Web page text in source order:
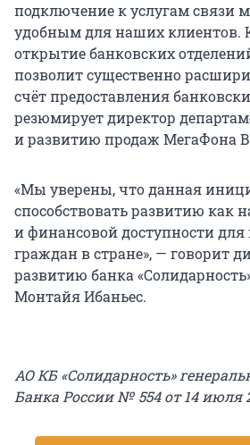
подключение к услугам связи
удобным для наших клиентов.
открытие банковских
позволит существенно
счёт предоставления
резюмирует директор
и развитию продаж МегаФона
«Мы уверены, что данная
способствовать развитию как
и финансовой доступности
граждан в стране», — говорит
развитию банка
Монтайя Ибаньес.
АО КБ «Солидарность»
Банка России № 554 от 14 июля